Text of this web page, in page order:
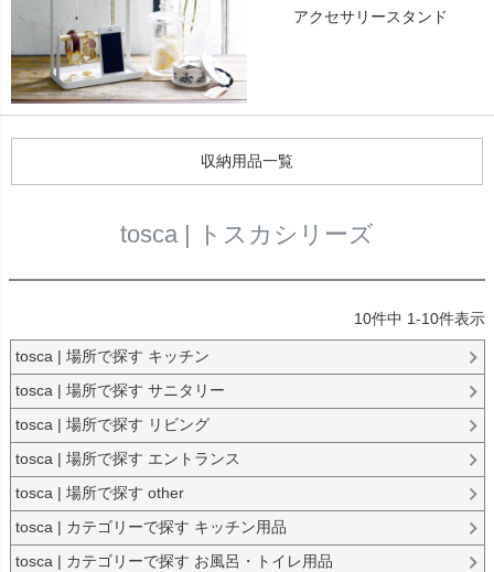
アクセサリースタンド
収納用品一覧
tosca | トスカシリーズ
10件中 1-10件表示
tosca | 場所で探す キッチン
tosca | 場所で探す サニタリー
tosca | 場所で探す リビング
tosca | 場所で探す エントランス
tosca | 場所で探す other
tosca | カテゴリーで探す キッチン用品
tosca | カテゴリーで探す お風呂・トイレ用品